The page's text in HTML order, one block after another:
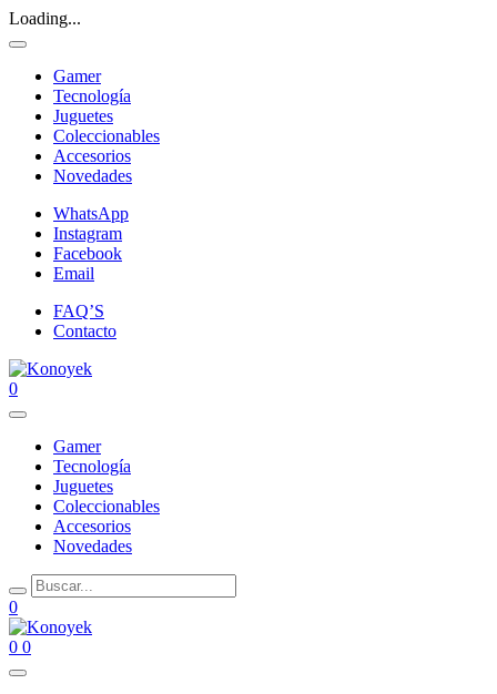
Loading...
Gamer
Tecnología
Juguetes
Coleccionables
Accesorios
Novedades
WhatsApp
Instagram
Facebook
Email
FAQ’S
Contacto
0
Gamer
Tecnología
Juguetes
Coleccionables
Accesorios
Novedades
0
0 0